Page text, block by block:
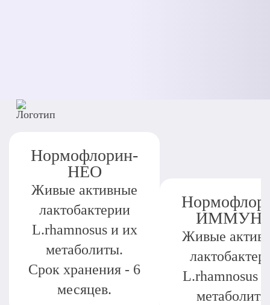
Нормофлорин-
НЕО
Живые активные
лактобактерии
L.rhamnosus и их
метаболиты.
Срок хранения - 6
месяцев.
Живые
L.rhamnosus